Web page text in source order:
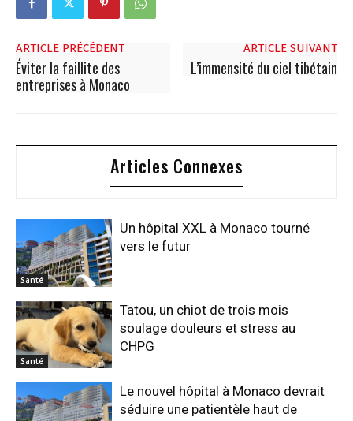
ARTICLE PRÉCÉDENT
Éviter la faillite des
entreprises à Monaco
ARTICLE SUIVANT
L’immensité du ciel tibétain
Articles Connexes
Santé
Un hôpital XXL à Monaco tourné
vers le futur
Santé
Tatou, un chiot de trois mois
soulage douleurs et stress au
CHPG
Le nouvel hôpital à Monaco devrait
séduire une patientèle haut de